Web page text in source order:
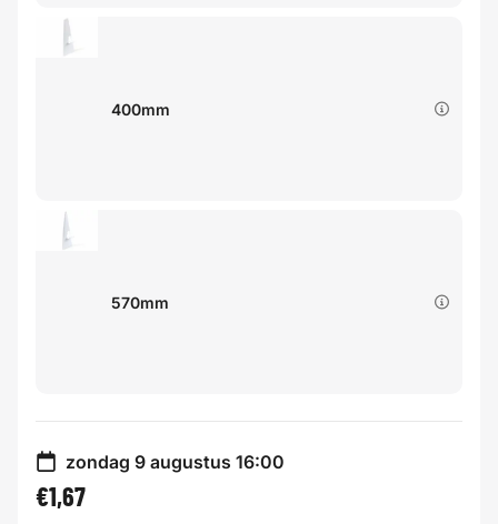
400mm
570mm
zondag 9 augustus 16:00
€1,67